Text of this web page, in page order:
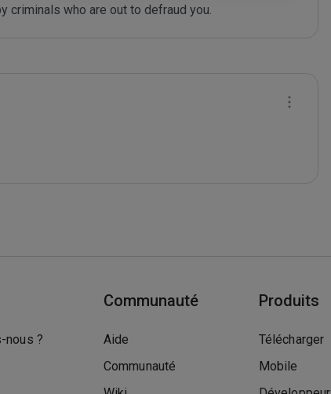
criminals who are out to defraud you.
nous ?
Communauté
Aide
Communauté
Produits
Télécharger
Mobile